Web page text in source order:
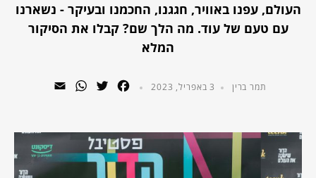
העולם, עפנו באוויר, חגגנו, החכמנו ובעיקר - נשארנו
עם טעם של עוד. מה הלך שם? קבלו את הסיקור
המלא
תמר ברין 3 באפריל, 2023 Facebook
Twitter
WhatsApp